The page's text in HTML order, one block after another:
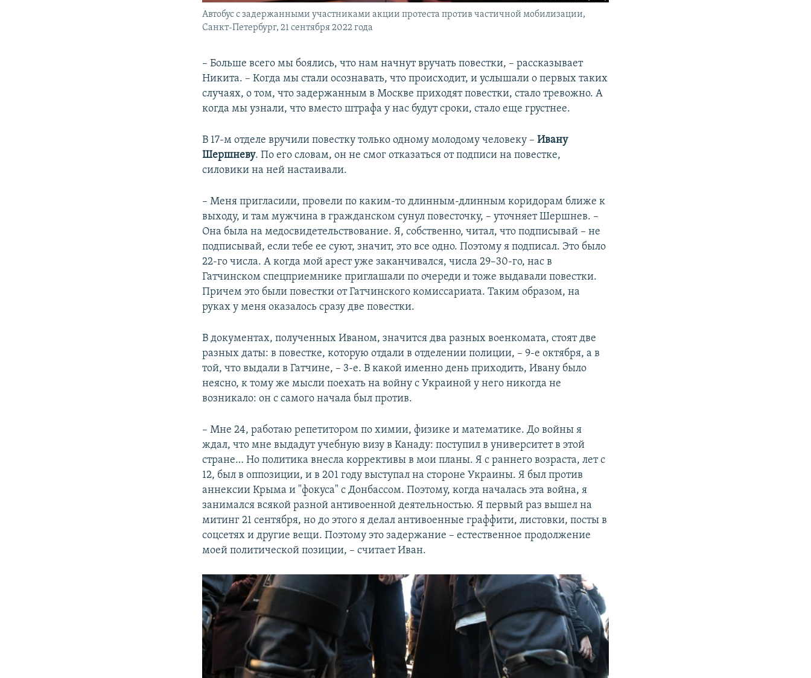
Автобус с задержанными участниками акции протеста против частичной мобилизации,
Санкт-Петербург, 21 сентября 2022 года
– Больше всего мы боялись, что нам начнут вручать повестки, – рассказывает
Никита. – Когда мы стали осознавать, что происходит, и услышали о первых таких
случаях, о том, что задержанным в Москве приходят повестки, стало тревожно. А
когда мы узнали, что вместо штрафа у нас будут сроки, стало еще грустнее.
В 17-м отделе вручили повестку только одному молодому человеку –Ивану
Шершневу. По его словам, он не смог отказаться от подписи на повестке,
силовики на ней настаивали.
– Меня пригласили, провели по каким-то длинным-длинным коридорам ближе к
выходу, и там мужчина в гражданском сунул повесточку, – уточняет Шершнев. –
Она была на медосвидетельствование. Я, собственно, читал, что подписывай – не
подписывай, если тебе ее суют, значит, это все одно. Поэтому я подписал. Это было
22-го числа. А когда мой арест уже заканчивался, числа 29–30-го, нас в
Гатчинском спецприемнике приглашали по очереди и тоже выдавали повестки.
Причем это были повестки от Гатчинского комиссариата. Таким образом, на
руках у меня оказалось сразу две повестки.
В документах, полученных Иваном, значится два разных военкомата, стоят две
разных даты: в повестке, которую отдали в отделении полиции, – 9-е октября, а в
той, что выдали в Гатчине, – 3-е. В какой именно день приходить, Ивану было
неясно, к тому же мысли поехать на войну с Украиной у него никогда не
возникало: он с самого начала был против.
– Мне 24, работаю репетитором по химии, физике и математике. До войны я
ждал, что мне выдадут учебную визу в Канаду: поступил в университет в этой
стране… Но политика внесла коррективы в мои планы. Я с раннего возраста, лет с
12, был в оппозиции, и в 201 году выступал на стороне Украины. Я был против
аннексии Крыма и "фокуса" с Донбассом. Поэтому, когда началась эта война, я
занимался всякой разной антивоенной деятельностью. Я первый раз вышел на
митинг 21 сентября, но до этого я делал антивоенные граффити, листовки, посты в
соцсетях и другие вещи. Поэтому это задержание – естественное продолжение
моей политической позиции, – считает Иван.